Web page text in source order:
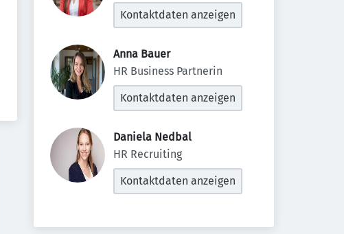
Kontaktdaten anzeigen
Anna Bauer
HR Business Partnerin
Kontaktdaten anzeigen
Daniela Nedbal
HR Recruiting
Kontaktdaten anzeigen